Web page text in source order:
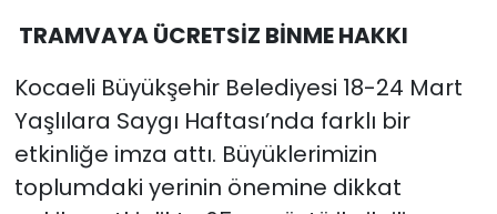
TRAMVAYA ÜCRETSİZ BİNME HAKKI
Kocaeli Büyükşehir Belediyesi 18-24 Mart
Yaşlılara Saygı Haftası’nda farklı bir
etkinliğe imza attı. Büyüklerimizin
toplumdaki yerinin önemine dikkat